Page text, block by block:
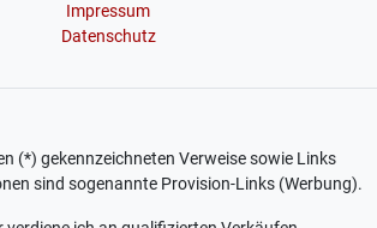
Impressum
Datenschutz
(*) gekennzeichneten Verweise sowie Links
sind sogenannte Provision-Links (Werbung).